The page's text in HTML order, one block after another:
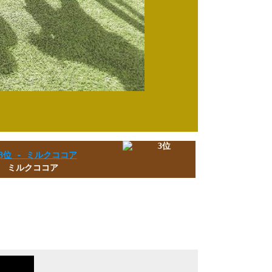
ミルクココア